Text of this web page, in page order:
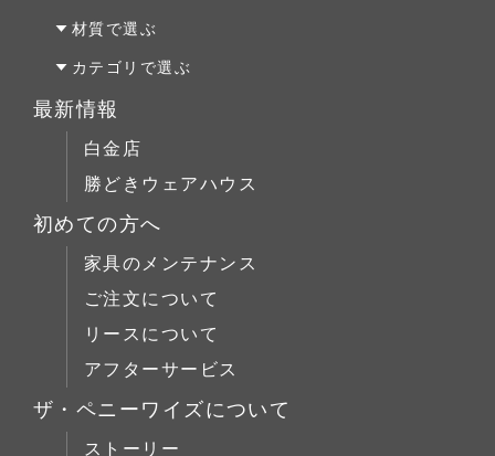
テーブルS
チェア
キャビネット
コーヒーテーブル
ローボード
チェスト
ブックケース
デスク
ベッド
ミラー/スモールアイテム
サイドボード
オーダーファニチャー
オーダーキッチン＆洗面
リフォーム
材質で選ぶ
オーク材
パイン材
チェリー材
カテゴリで選ぶ
テーブルALL
テーブルS
テーブルM
テーブルL
ブックケース
最新情報
白金店
勝どきウェアハウス
初めての方へ
家具のメンテナンス
ご注文について
リースについて
アフターサービス
ザ・ペニーワイズについて
ストーリー